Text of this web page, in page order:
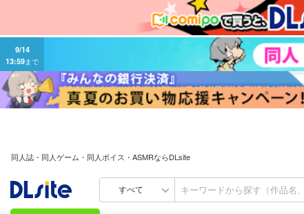
9/14
13:59まで
同人誌・同人ゲーム・同人ボイス・ASMRならDLsite
すべて